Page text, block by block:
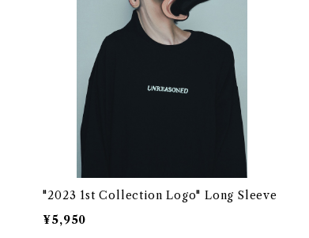
"2023 1st Collection Logo" Long Sleeve
¥5,950